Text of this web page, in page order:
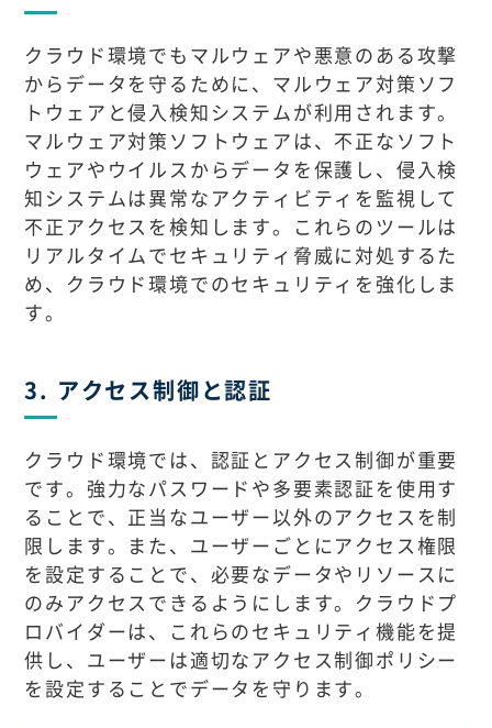
クラウド環境でもマルウェアや悪意のある攻撃
からデータを守るために、マルウェア対策ソフ
トウェアと侵入検知システムが利用されます。
マルウェア対策ソフトウェアは、不正なソフト
ウェアやウイルスからデータを保護し、侵入検
知システムは異常なアクティビティを監視して
不正アクセスを検知します。これらのツールは
リアルタイムでセキュリティ脅威に対処するた
め、クラウド環境でのセキュリティを強化しま
す。
3. アクセス制御と認証
クラウド環境では、認証とアクセス制御が重要
です。強力なパスワードや多要素認証を使用す
ることで、正当なユーザー以外のアクセスを制
限します。また、ユーザーごとにアクセス権限
を設定することで、必要なデータやリソースに
のみアクセスできるようにします。クラウドプ
ロバイダーは、これらのセキュリティ機能を提
供し、ユーザーは適切なアクセス制御ポリシー
を設定することでデータを守ります。